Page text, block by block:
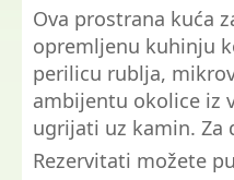
Ova prostrana kuća
opremljenu kuhinju
perilicu rublja,
ambijentu okolice iz
ugrijati uz kamin.
Rezervitati možete